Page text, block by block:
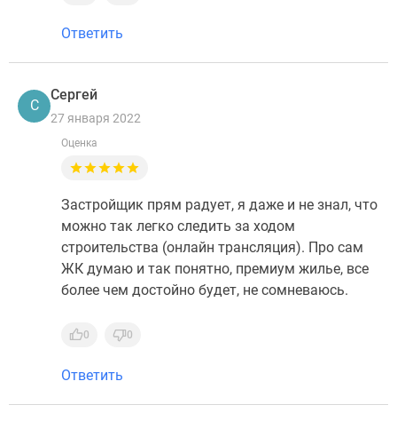
Ответить
С
Сергей
27 января 2022
Оценка
Застройщик прям радует, я даже и не знал, что
можно так легко следить за ходом
строительства (онлайн трансляция). Про сам
ЖК думаю и так понятно, премиум жилье, все
более чем достойно будет, не сомневаюсь.
0 0
Ответить